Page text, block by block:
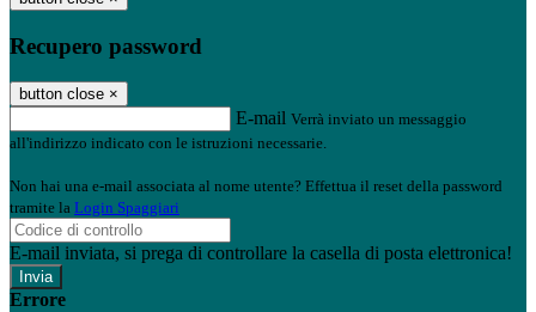
Recupero password
button close ×
E-mail Verrà inviato un messaggio
all'indirizzo indicato con le istruzioni necessarie.
Non hai una e-mail associata al nome utente? Effettua il reset della password
tramite la Login Spaggiari
E-mail inviata, si prega di controllare la casella di posta elettronica!
Errore